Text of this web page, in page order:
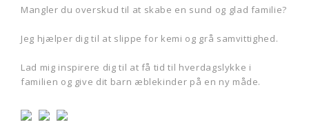
Mangler du overskud til at skabe en sund og glad familie?
Jeg hjælper dig til at slippe for kemi og grå samvittighed.
Lad mig inspirere dig til at få tid til hverdagslykke i
familien og give dit barn æblekinder på en ny måde.